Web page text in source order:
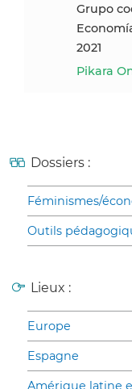
Grupo coordinador de la Escuela de
2021
Pikara
Dossiers :
Féminismes/
Outils
Lieux :
Europe
Espagne
Amérique latine